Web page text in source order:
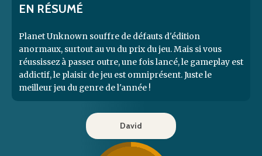
EN RÉSUMÉ
Planet Unknown souffre de défauts d'édition
anormaux, surtout au vu du prix du jeu. Mais si vous
réussissez à passer outre, une fois lancé, le gameplay est
addictif, le plaisir de jeu est omniprésent. Juste le
meilleur jeu du genre de l'année !
David